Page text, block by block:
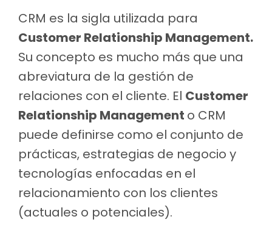
CRM es la sigla utilizada para
Customer Relationship Management.
Su concepto es mucho más que una
abreviatura de la gestión de
relaciones con el cliente. El Customer
Relationship Management o CRM
puede definirse como el conjunto de
prácticas, estrategias de negocio y
tecnologías enfocadas en el
relacionamiento con los clientes
(actuales o potenciales).